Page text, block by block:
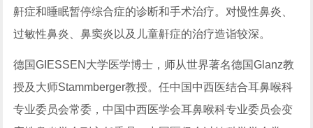
鼾症和睡眠暂停综合症的诊断和手术治疗。对慢性鼻炎、
过敏性鼻炎、鼻窦炎以及儿童鼾症的治疗造诣较深。
德国GIESSEN大学医学博士，师从世界著名德国Glanz教
授及大师Stammberger教授。任中国中西医结合耳鼻喉科
专业委员会常委，中国中西医学会耳鼻喉科专业委员会变